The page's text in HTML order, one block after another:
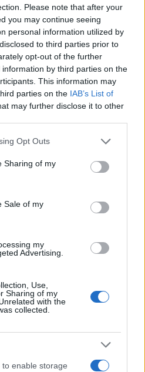
Please note that after your
you may continue seeing
personal information utilized by
to third parties prior to
opt-out of the further
by third parties on the
This information may
parties on the IAB’s List of
may further disclose it to other
app uses one or more Google
behaviour. You may click to
and its third-party tags to
purposes in below Google
Opt Outs
Sharing of my
Sale of my
my
Advertising.
Use,
Sharing of my
with the
collected.
enable storage